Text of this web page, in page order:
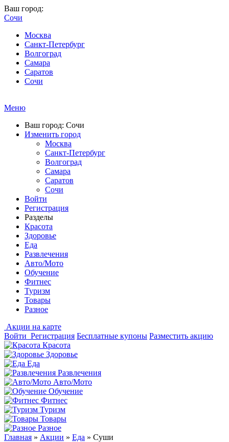
Ваш город:
Сочи
Москва
Санкт-Петербург
Волгоград
Самара
Саратов
Сочи
Меню
Ваш город: Сочи
Изменить город
Москва
Санкт-Петербург
Волгоград
Самара
Саратов
Сочи
Войти
Регистрация
Разделы
Красота
Здоровье
Еда
Развлечения
Авто/Мото
Обучение
Фитнес
Туризм
Товары
Разное
Акции на карте
Войти Регистрация Бесплатные купоны Разместить акцию
Красота
Здоровье
Еда
Развлечения
Авто/Мото
Обучение
Фитнес
Туризм
Товары
Разное
Главная » Акции » Еда » Суши